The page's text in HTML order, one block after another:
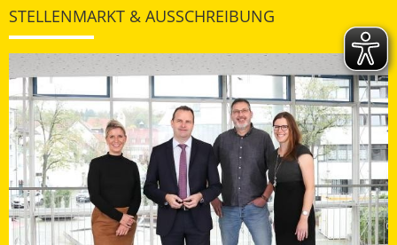
STELLENMARKT & AUSSCHREIBUNG